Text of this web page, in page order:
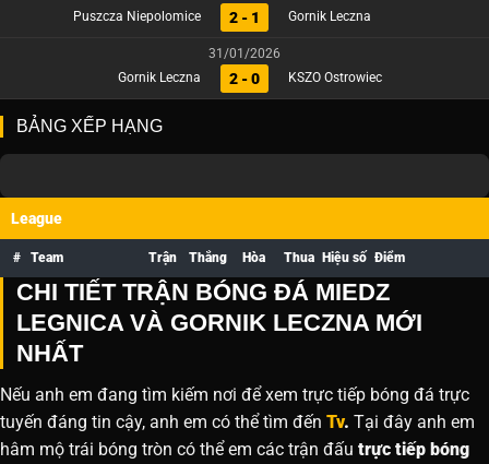
Puszcza Niepolomice
2 - 1 Gornik Leczna
31/01/2026
Gornik Leczna
2 - 0 KSZO Ostrowiec
BẢNG XẾP HẠNG
League
# Team Trận Thắng Hòa Thua Hiệu số Điểm
CHI TIẾT TRẬN BÓNG ĐÁ MIEDZ
LEGNICA VÀ GORNIK LECZNA MỚI
NHẤT
Nếu anh em đang tìm kiếm nơi để xem trực tiếp bóng đá trực
tuyến đáng tin cậy, anh em có thể tìm đến Tv. Tại đây anh em
hâm mộ trái bóng tròn có thể em các trận đấu trực tiếp bóng